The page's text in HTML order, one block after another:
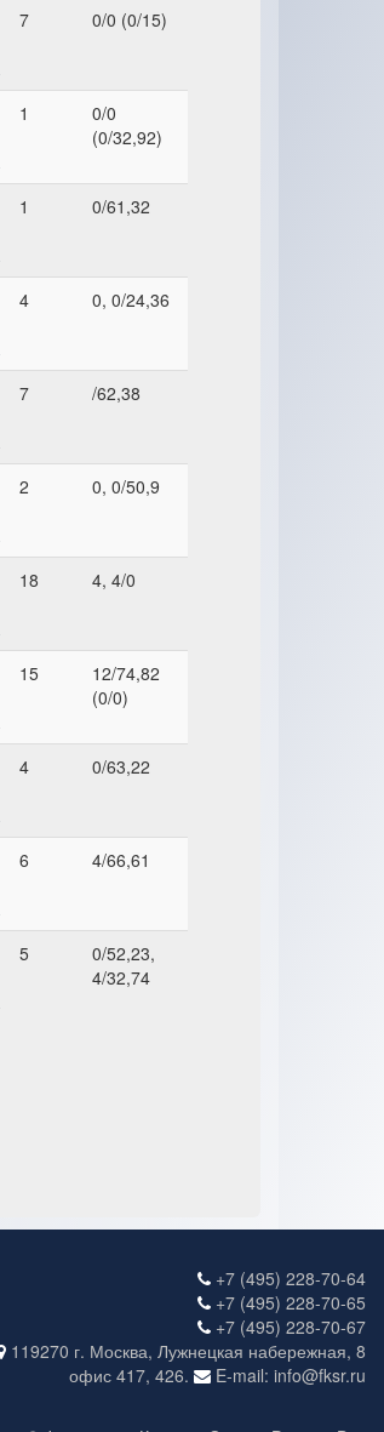
7 0/0 (0/15)
1
0/0
(0/32,92)
1 0/61,32
4 0, 0/24,36
7 /62,38
2 0, 0/50,9
18 4, 4/0
15
12/74,82
(0/0)
4 0/63,22
6 4/66,61
5
0/52,23,
4/32,74
+7 (495) 228-70-64
+7 (495) 228-70-65
+7 (495) 228-70-67
119270 г. Москва, Лужнецкая набережная, 8
офис 417, 426.
E-mail: info@fksr.ru